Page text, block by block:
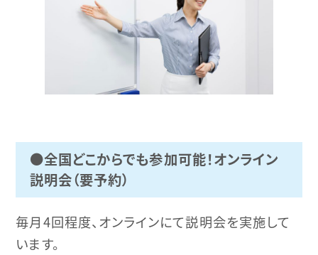
●全国どこからでも参加可能！オンライン
説明会（要予約）
毎月4回程度、オンラインにて説明会を実施して
います。